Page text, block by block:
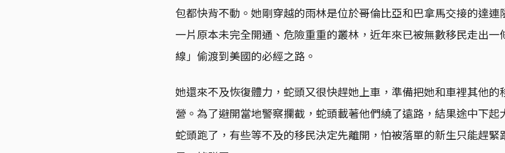
包都快背不動。她剛穿越的雨林是位於哥倫比亞和巴拿馬交接的達
一片原本未完全開通、危險重重的叢林，近年來已被無數移民走出一
線」偷渡到美國的必經之路。
她還來不及恢復體力，蛇頭又很快趕她上車，準備把她和車裡其他的
營。為了避開當地警察攔截，蛇頭載著他們繞了遠路，結果途中下起
蛇頭跑了，有些等不及的移民決定先離開，怕被落單的新生只能趕緊